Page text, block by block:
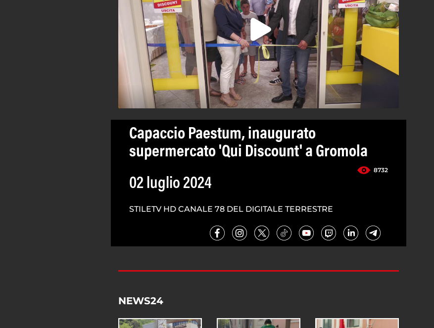
Capaccio Paestum, inaugurato
supermercato 'Qui Discount' a Gromola
8732
02 luglio 2024
STILETV HD CANALE 78 DEL DIGITALE TERRESTRE
NEWS24